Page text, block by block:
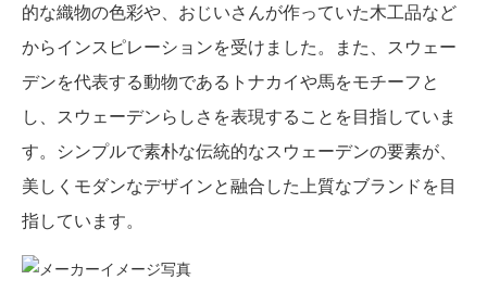
的な織物の色彩や、おじいさんが作っていた木工品など
からインスピレーションを受けました。また、スウェー
デンを代表する動物であるトナカイや馬をモチーフと
し、スウェーデンらしさを表現することを目指していま
す。シンプルで素朴な伝統的なスウェーデンの要素が、
美しくモダンなデザインと融合した上質なブランドを目
指しています。